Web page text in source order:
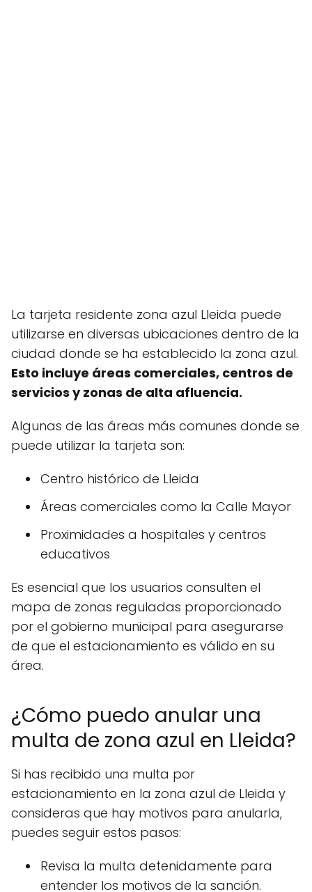
La tarjeta residente zona azul Lleida puede
utilizarse en diversas ubicaciones dentro de la
ciudad donde se ha establecido la zona azul.
Esto incluye áreas comerciales, centros de
servicios y zonas de alta afluencia.
Algunas de las áreas más comunes donde se
puede utilizar la tarjeta son:
Centro histórico de Lleida
Áreas comerciales como la Calle Mayor
Proximidades a hospitales y centros
educativos
Es esencial que los usuarios consulten el
mapa de zonas reguladas proporcionado
por el gobierno municipal para asegurarse
de que el estacionamiento es válido en su
área.
¿Cómo puedo anular una
multa de zona azul en Lleida?
Si has recibido una multa por
estacionamiento en la zona azul de Lleida y
consideras que hay motivos para anularla,
puedes seguir estos pasos:
Revisa la multa detenidamente para
entender los motivos de la sanción.